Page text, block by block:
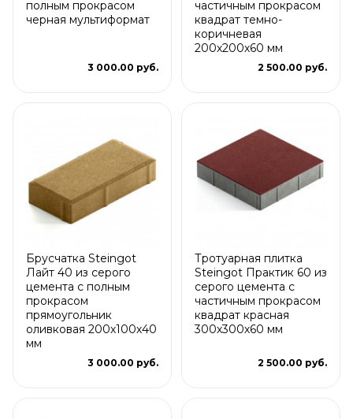
полным прокрасом
черная мультиформат
3 000.00 руб.
частичным прокрасом
квадрат темно-
коричневая
200х200х60 мм
2 500.00 руб.
Брусчатка Steingot
Лайт 40 из серого
цемента с полным
прокрасом
прямоугольник
оливковая 200х100х40
мм
3 000.00 руб.
Тротуарная плитка
Steingot Практик 60 из
серого цемента с
частичным прокрасом
квадрат красная
300х300х60 мм
2 500.00 руб.